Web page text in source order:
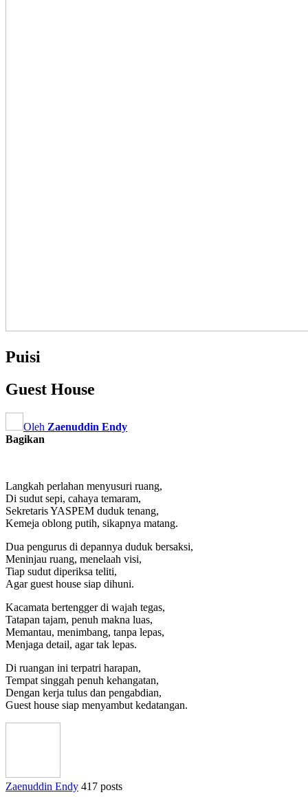
Puisi
Guest House
Oleh Zaenuddin Endy
Bagikan
Langkah perlahan menyusuri ruang,
Di sudut sepi, cahaya temaram,
Sekretaris YASPEM duduk tenang,
Kemeja oblong putih, sikapnya matang.
Dua pengurus di depannya duduk bersaksi,
Meninjau ruang, menelaah visi,
Tiap sudut diperiksa teliti,
Agar guest house siap dihuni.
Kacamata bertengger di wajah tegas,
Tatapan tajam, penuh makna luas,
Memantau, menimbang, tanpa lepas,
Menjaga detail, agar tak lepas.
Di ruangan ini terpatri harapan,
Tempat singgah penuh kehangatan,
Dengan kerja tulus dan pengabdian,
Guest house siap menyambut kedatangan.
Zaenuddin Endy 417 posts